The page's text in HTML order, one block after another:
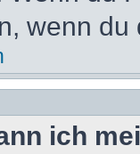
wenn
ich